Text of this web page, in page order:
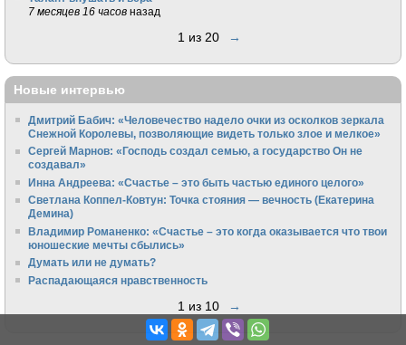
7 месяцев 16 часов назад
1 из 20 →
Новые интервью
Дмитрий Бабич: «Человечество надело очки из осколков зеркала
Снежной Королевы, позволяющие видеть только злое и мелкое»
Сергей Марнов: «Господь создал семью, а государство Он не
создавал»
Инна Андреева: «Счастье – это быть частью единого целого»
Светлана Коппел-Ковтун: Точка стояния — вечность (Екатерина
Демина)
Владимир Романенко: «Счастье – это когда оказывается что твои
юношеские мечты сбылись»
Думать или не думать?
Распадающаяся нравственность
1 из 10 →